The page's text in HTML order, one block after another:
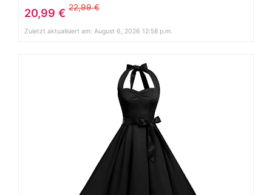
Business Kleid mit Rüschen Weinrot
20,99 € 22,99 €
Zuletzt aktualisiert am: August 6, 2026 12:58 p.m.